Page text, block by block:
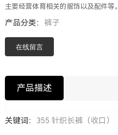
主要经营体育相关的服饰以及配件等。
产品分类： 裤子
在线留言
产品描述
关键词： 355 针织长裤（收口）